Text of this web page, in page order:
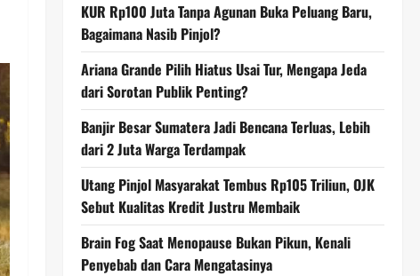
KUR Rp100 Juta Tanpa Agunan Buka Peluang Baru,
Bagaimana Nasib Pinjol?
Ariana Grande Pilih Hiatus Usai Tur, Mengapa Jeda
dari Sorotan Publik Penting?
Banjir Besar Sumatera Jadi Bencana Terluas, Lebih
dari 2 Juta Warga Terdampak
Utang Pinjol Masyarakat Tembus Rp105 Triliun, OJK
Sebut Kualitas Kredit Justru Membaik
Brain Fog Saat Menopause Bukan Pikun, Kenali
Penyebab dan Cara Mengatasinya